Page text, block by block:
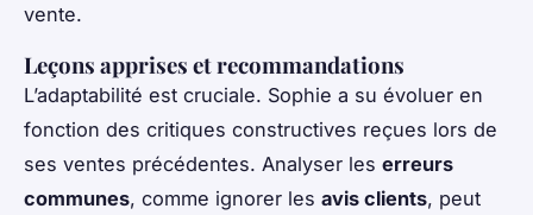
vente.
Leçons apprises et recommandations
L’adaptabilité est cruciale. Sophie a su évoluer en
fonction des critiques constructives reçues lors de
ses ventes précédentes. Analyser les erreurs
communes, comme ignorer les avis clients, peut